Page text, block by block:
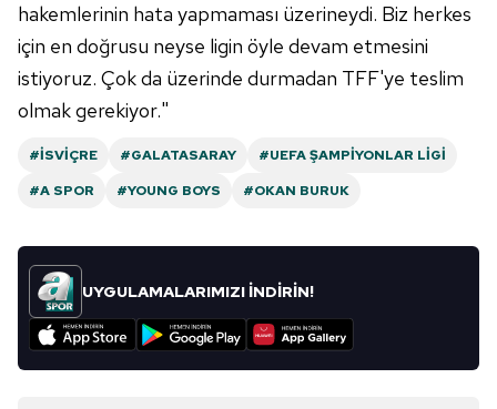
hakemlerinin hata yapmaması üzerineydi. Biz herkes
için en doğrusu neyse ligin öyle devam etmesini
istiyoruz. Çok da üzerinde durmadan TFF'ye teslim
olmak gerekiyor."
#İSVIÇRE #GALATASARAY
#UEFA ŞAMPIYONLAR LIGI
#A SPOR
#YOUNG BOYS #OKAN BURUK
UYGULAMALARIMIZI İNDİRİN!